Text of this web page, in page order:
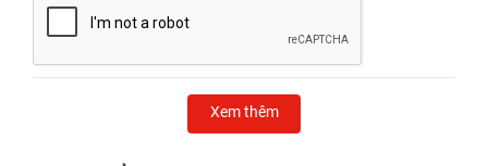
Xem thêm